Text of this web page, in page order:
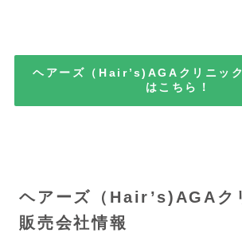
ヘアーズ（Hair’s)AGAクリニッ
はこちら！
ヘアーズ（Hair’s)AGAク
販売会社情報